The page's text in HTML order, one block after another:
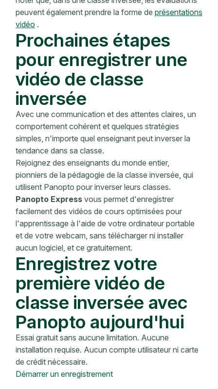
peuvent également prendre la forme de présentations
vidéo .
Prochaines étapes
pour enregistrer une
vidéo de classe
inversée
Avec une communication et des attentes claires, un
comportement cohérent et quelques stratégies
simples, n'importe quel enseignant peut inverser la
tendance dans sa classe.
Rejoignez des enseignants du monde entier,
pionniers de la pédagogie de la classe inversée, qui
utilisent Panopto pour inverser leurs classes.
Panopto Express vous permet d'enregistrer
facilement des vidéos de cours optimisées pour
l'apprentissage à l'aide de votre ordinateur portable
et de votre webcam, sans télécharger ni installer
aucun logiciel, et ce gratuitement.
Enregistrez votre
première vidéo de
classe inversée avec
Panopto aujourd'hui
Essai gratuit sans aucune limitation. Aucune
installation requise. Aucun compte utilisateur ni carte
de crédit nécessaire.
Démarrer un enregistrement